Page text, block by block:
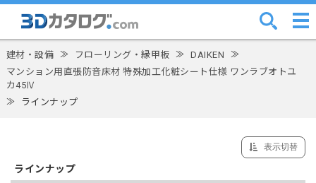
建材・設備 ≫ フローリング・縁甲板 ≫ DAIKEN ≫
マンション用直張防音床材 特殊加工化粧シート仕様 ワンラブオトユ
カ45Ⅳ
≫ ラインナップ
表示切替
ラインナップ